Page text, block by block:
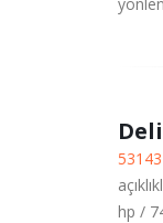
53143
hp /